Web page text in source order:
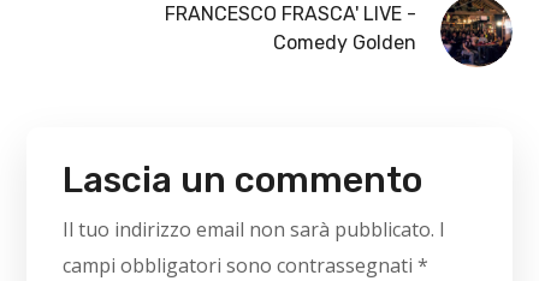
FRANCESCO FRASCA' LIVE -
Comedy Golden
Lascia un commento
Il tuo indirizzo email non sarà pubblicato. I
campi obbligatori sono contrassegnati*